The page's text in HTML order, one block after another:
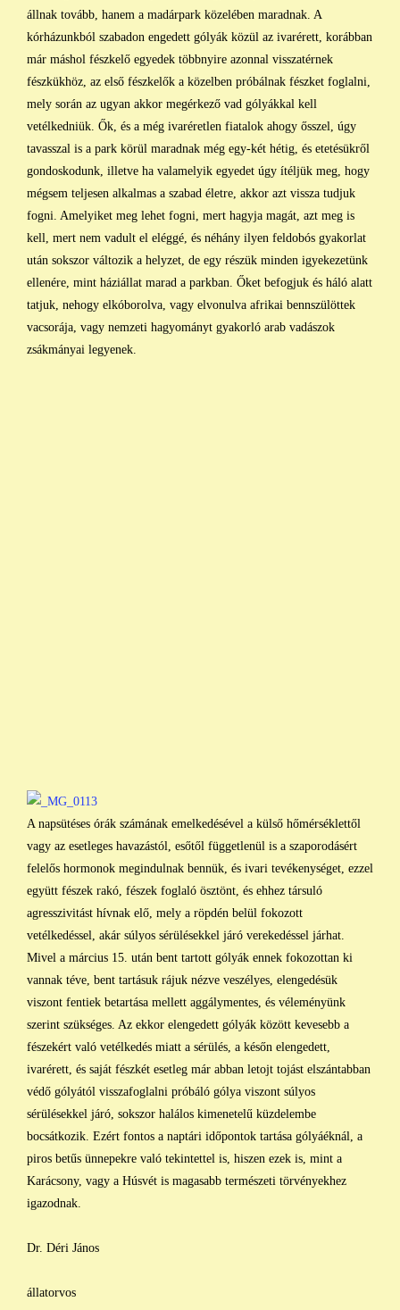
állnak tovább, hanem a madárpark közelében maradnak. A
kórházunkból szabadon engedett gólyák közül az ivarérett, korábban
már máshol fészkelő egyedek többnyire azonnal visszatérnek
fészkükhöz, az első fészkelők a közelben próbálnak fészket foglalni,
mely során az ugyan akkor megérkező vad gólyákkal kell
vetélkedniük. Ők, és a még ivaréretlen fiatalok ahogy ősszel, úgy
tavasszal is a park körül maradnak még egy-két hétig, és etetésükről
gondoskodunk, illetve ha valamelyik egyedet úgy ítéljük meg, hogy
mégsem teljesen alkalmas a szabad életre, akkor azt vissza tudjuk
fogni. Amelyiket meg lehet fogni, mert hagyja magát, azt meg is
kell, mert nem vadult el eléggé, és néhány ilyen feldobós gyakorlat
után sokszor változik a helyzet, de egy részük minden igyekezetünk
ellenére, mint háziállat marad a parkban. Őket befogjuk és háló alatt
tatjuk, nehogy elkóborolva, vagy elvonulva afrikai bennszülöttek
vacsorája, vagy nemzeti hagyományt gyakorló arab vadászok
zsákmányai legyenek.
A napsütéses órák számának emelkedésével a külső hőmérséklettől
vagy az esetleges havazástól, esőtől függetlenül is a szaporodásért
felelős hormonok megindulnak bennük, és ivari tevékenységet, ezzel
együtt fészek rakó, fészek foglaló ösztönt, és ehhez társuló
agresszivitást hívnak elő, mely a röpdén belül fokozott
vetélkedéssel, akár súlyos sérülésekkel járó verekedéssel járhat.
Mivel a március 15. után bent tartott gólyák ennek fokozottan ki
vannak téve, bent tartásuk rájuk nézve veszélyes, elengedésük
viszont fentiek betartása mellett aggálymentes, és véleményünk
szerint szükséges. Az ekkor elengedett gólyák között kevesebb a
fészekért való vetélkedés miatt a sérülés, a későn elengedett,
ivarérett, és saját fészkét esetleg már abban letojt tojást elszántabban
védő gólyától visszafoglalni próbáló gólya viszont súlyos
sérülésekkel járó, sokszor halálos kimenetelű küzdelembe
bocsátkozik. Ezért fontos a naptári időpontok tartása gólyáéknál, a
piros betűs ünnepekre való tekintettel is, hiszen ezek is, mint a
Karácsony, vagy a Húsvét is magasabb természeti törvényekhez
igazodnak.
Dr. Déri János
állatorvos